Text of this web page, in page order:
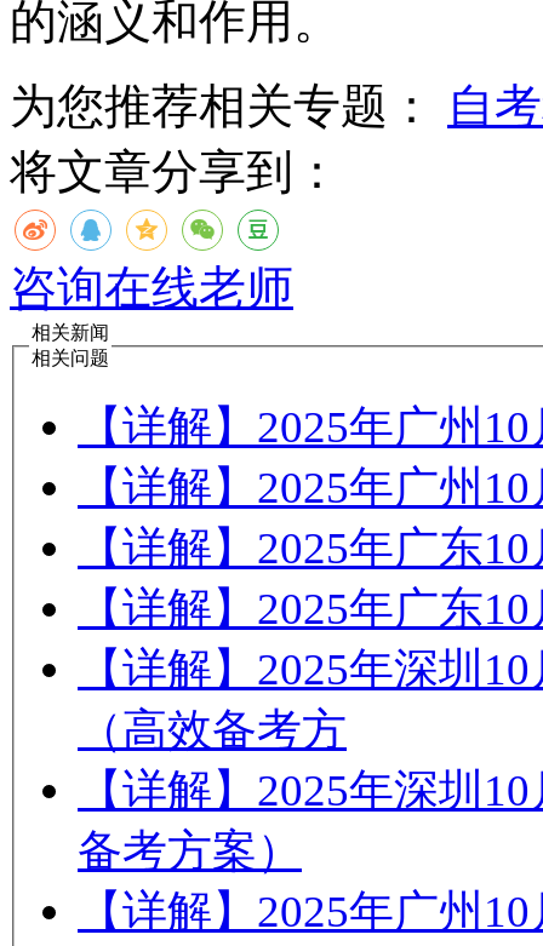
的涵义和作用。
为您推荐相关专题：
自
将文章分享到：
咨询在线老师
相关新闻
相关问题
【详解】2025年广州
【详解】2025年广州
【详解】2025年广东
【详解】2025年广东
【详解】2025年深圳
（高效备考方
【详解】2025年深圳
备考方案）
【详解】2025年广州